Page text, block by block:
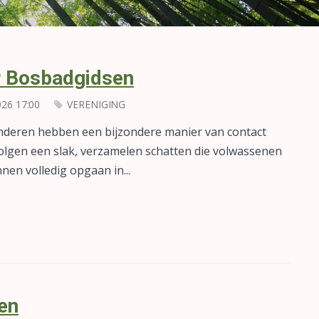
17:00 VERENIGING
hebben een bijzondere manier van contact
een slak, verzamelen schatten die volwassenen
volledig opgaan in...